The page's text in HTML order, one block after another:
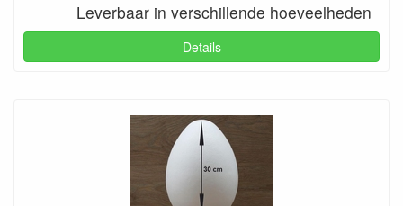
Leverbaar in verschillende hoeveelheden
Details